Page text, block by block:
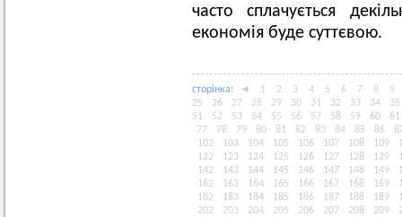
часто сплачується
економія буде суттєвою.
сторiнка: ◄ 1 2 3 4 5 6 7 8
9
25
26 27 28 29 30 31 32 33 34
35
51
52 53 54 55 56 57 58 59 60
61
77
78 79 80 81 82 83 84 85 86
102
103 104 105 106 107 108 109
122
123 124 125 126 127 128 129
142
143 144 145 146 147 148 149
162
163 164 165 166 167 168 169
182
183 184 185 186 187 188 189
202
203 204 205 206 207 208 209